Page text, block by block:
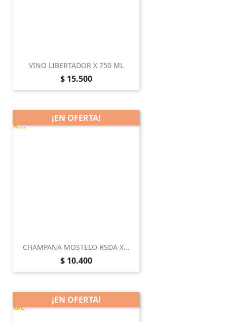
VINO LIBERTADOR X 750 ML
Precio
$ 15.500
CHAMPANA MOSTELO RSDA X...
Precio
$ 10.400
¡EN OFERTA!
¡EN OFERTA!